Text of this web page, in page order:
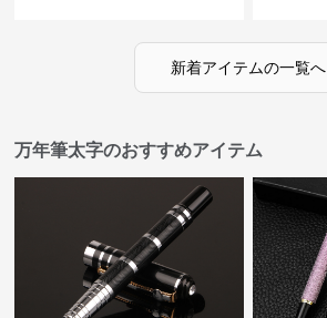
新着アイテムの一覧へ
万年筆太字のおすすめアイテム